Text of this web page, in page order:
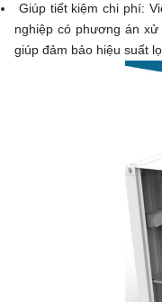
Giúp tiết kiệm chi phí:
nghiệp có phương án
giúp đảm bảo hiệu suất